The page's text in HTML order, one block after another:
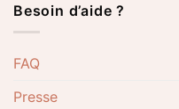
Besoin d’aide ?
FAQ
Presse